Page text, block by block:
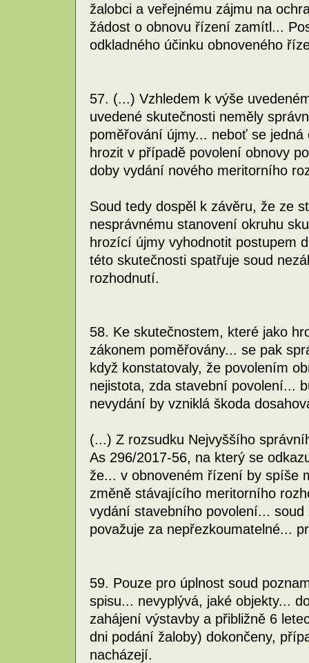
žalobci a veřejnému zájmu na
žádost o obnovu řízení zamítl...
odkladného účinku obnoveného
57. (...) Vzhledem k výše
uvedené skutečnosti neměly
poměřování újmy... neboť se
hrozit v případě povolení obnovy
doby vydání nového meritorního
Soud tedy dospěl k závěru, že ze
nesprávnému stanovení okruhu
hrozící újmy vyhodnotit postupem
této skutečnosti spatřuje soud
rozhodnutí.
58. Ke skutečnostem, které jako
zákonem poměřovány... se pak
když konstatovaly, že povolením
nejistota, zda stavební povolení...
nevydání by vzniklá škoda
(...) Z rozsudku Nejvyššího
As 296/2017-56, na který se
že... v obnoveném řízení by spíše
změně stávajícího meritorního
vydání stavebního povolení...
považuje za nepřezkoumatelné...
59. Pouze pro úplnost soud
spisu... nevyplývá, jaké objekty...
zahájení výstavby a přibližně 6
dni podání žaloby) dokončeny,
nacházejí.